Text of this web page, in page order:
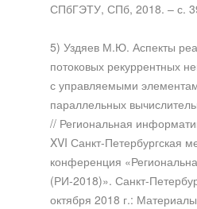
СПбГЭТУ, СПб, 2018. – с.
5) Уздяев М.Ю. Аспекты
потоковых рекуррентных
с управляемыми
параллельных
// Региональная
XVI Санкт-Петербургская
конференция
(РИ-2018)». Санкт-
октября 2018 г.: